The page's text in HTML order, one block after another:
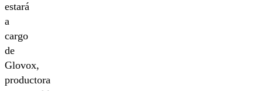
estará
a
cargo
de
Glovox,
productora